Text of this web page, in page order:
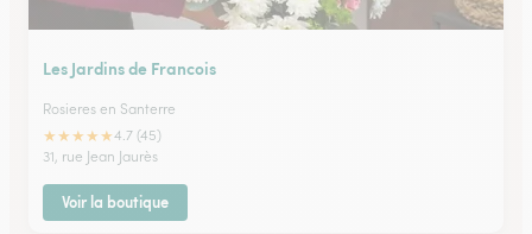
Les Jardins de Francois
Rosieres en Santerre
★★★★★4.7 (45)
31, rue Jean Jaurès
Voir la boutique